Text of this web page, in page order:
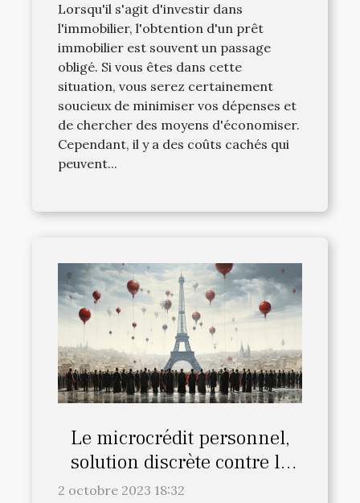
Lorsqu'il s'agit d'investir dans
l'immobilier, l'obtention d'un prêt
immobilier est souvent un passage
obligé. Si vous êtes dans cette
situation, vous serez certainement
soucieux de minimiser vos dépenses et
de chercher des moyens d'économiser.
Cependant, il y a des coûts cachés qui
peuvent...
Le microcrédit personnel,
solution discrète contre le
surendettement
2 octobre 2023 18:32